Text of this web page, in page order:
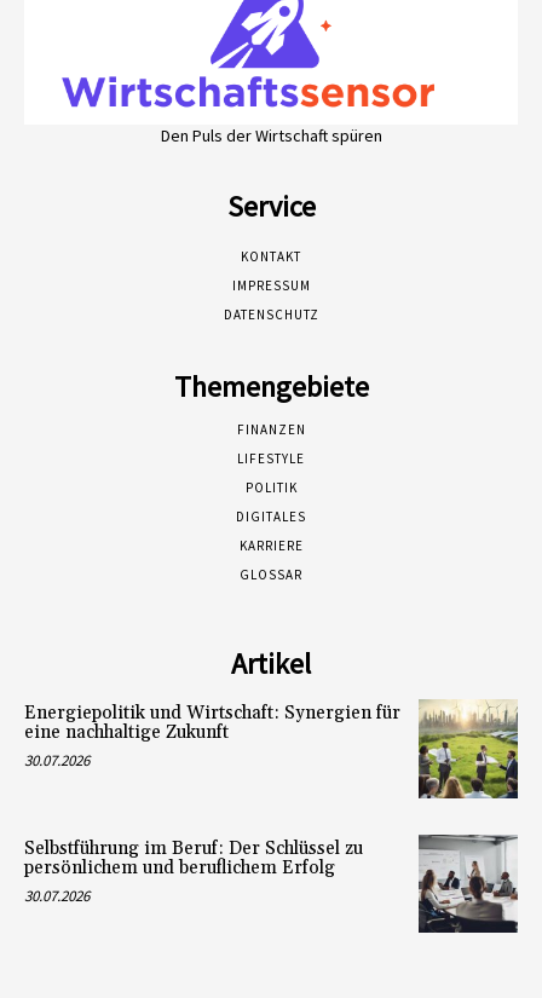
Den Puls der Wirtschaft spüren
Service
KONTAKT
IMPRESSUM
DATENSCHUTZ
Themengebiete
FINANZEN
LIFESTYLE
POLITIK
DIGITALES
KARRIERE
GLOSSAR
Artikel
Energiepolitik und Wirtschaft: Synergien für
eine nachhaltige Zukunft
30.07.2026
Selbstführung im Beruf: Der Schlüssel zu
persönlichem und beruflichem Erfolg
30.07.2026